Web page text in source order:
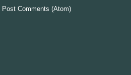
Post Comments (Atom)